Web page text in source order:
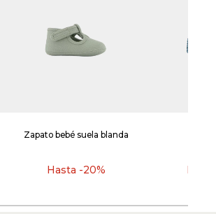
Zapato bebé suela blanda
Hasta -20%